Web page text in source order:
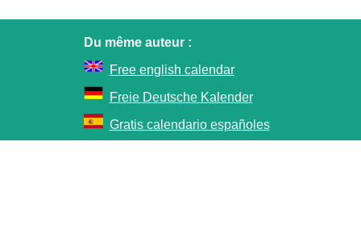
Du même auteur :
Free english calendar
Freie Deutsche Kalender
Gratis calendario españoles